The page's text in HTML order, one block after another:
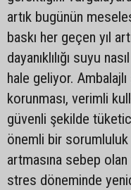
artık bugünün
baskı her geçen yıl
dayanıklılığı suyu
hale geliyor.
korunması, verimli
güvenli şekilde
önemli bir sorumluluk
artmasına sebep
stres döneminde